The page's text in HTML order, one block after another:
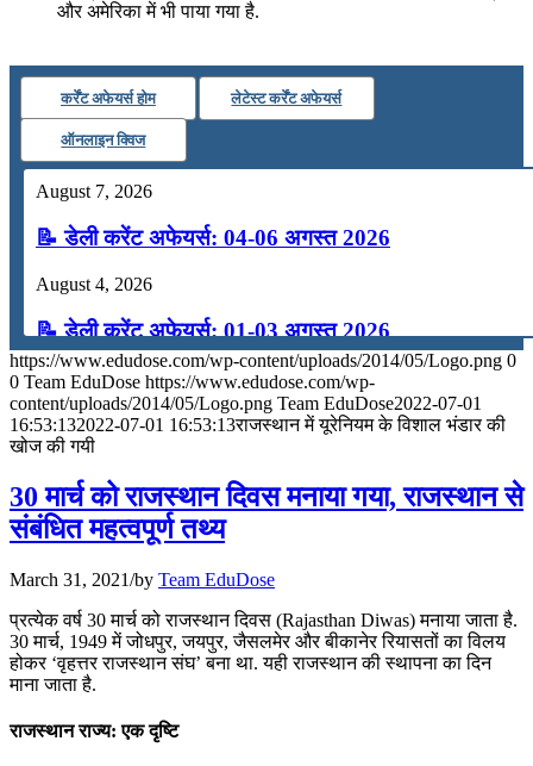
और अमेरिका में भी पाया गया है.
कर्रेंट अफेयर्स होम लेटेस्ट कर्रेंट अफेयर्स
ऑनलाइन क्विज
August 7, 2026
📝 डेली करेंट अफेयर्स: 04-06 अगस्त 2026
August 4, 2026
📝 डेली करेंट अफेयर्स: 01-03 अगस्त 2026
July 31, 2026
📝 डेली करेंट अफेयर्स: 28-31 जुलाई 2026
📝 डेली करेंट अफेयर्स: 25-27 जुलाई 2026
📝 डेली करेंट अफेयर्स: 22-24 जुलाई 2026
July 22, 2026
📝 डेली करेंट अफेयर्स: 19-21 जुलाई 2026
July 19, 2026
https://www.edudose.com/wp-content/uploads/2014/05/Logo.png 0
0 Team EduDose https://www.edudose.com/wp-
content/uploads/2014/05/Logo.png Team EduDose2022-07-01
16:53:132022-07-01 16:53:13राजस्थान में यूरेनियम के विशाल भंडार की
खोज की गयी
30 मार्च को राजस्थान दिवस मनाया गया, राजस्थान से
संबंधित महत्वपूर्ण तथ्य
March 31, 2021/by Team EduDose
प्रत्येक वर्ष 30 मार्च को राजस्थान दिवस (Rajasthan Diwas) मनाया जाता है.
30 मार्च, 1949 में जोधपुर, जयपुर, जैसलमेर और बीकानेर रियासतों का विलय
होकर ‘वृहत्तर राजस्थान संघ’ बना था. यही राजस्थान की स्थापना का दिन
माना जाता है.
राजस्थान राज्य: एक दृष्टि